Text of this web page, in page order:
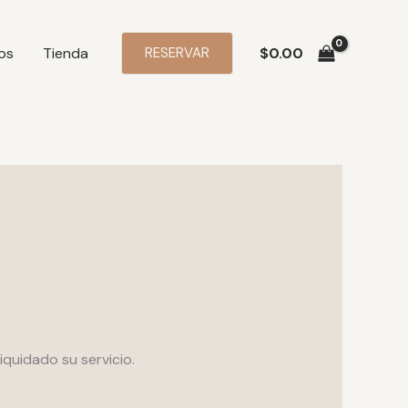
Tienda RESERVAR $0.00
su servicio.